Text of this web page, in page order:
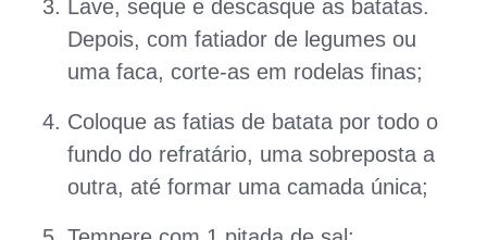
Lave, seque e descasque as batatas.
Depois, com fatiador de legumes ou
uma faca, corte-as em rodelas finas;
Coloque as fatias de batata por todo o
fundo do refratário, uma sobreposta a
outra, até formar uma camada única;